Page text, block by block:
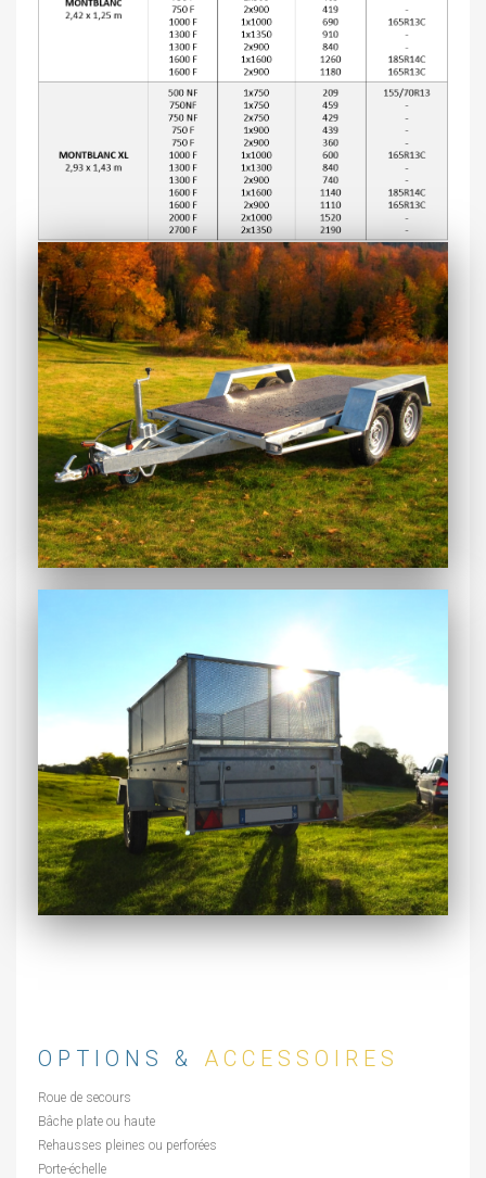
OPTIONS & ACCESSOIRES
Roue de secours
Bâche plate ou haute
Rehausses pleines ou perforées
Porte-échelle